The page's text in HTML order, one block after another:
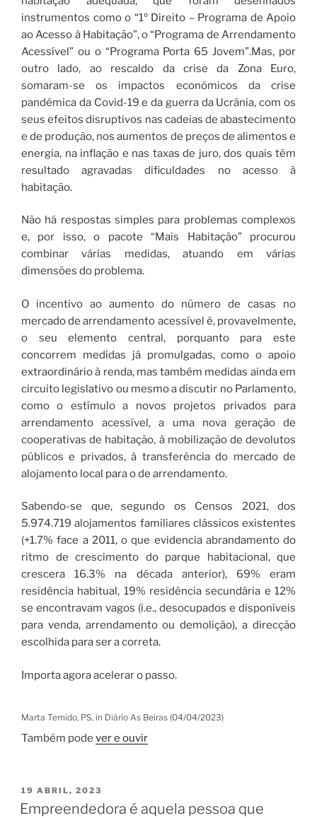
instrumentos como o “1º Direito – Programa de Apoio
ao Acesso à Habitação”, o “Programa de Arrendamento
Acessível” ou o “Programa Porta 65 Jovem”.Mas, por
outro lado, ao rescaldo da crise da Zona Euro,
somaram-se os impactos económicos da crise
pandémica da Covid-19 e da guerra da Ucrânia, com os
seus efeitos disruptivos nas cadeias de abastecimento
e de produção, nos aumentos de preços de alimentos e
energia, na inflação e nas taxas de juro, dos quais têm
resultado agravadas dificuldades no acesso à
habitação.
Não há respostas simples para problemas complexos
e, por isso, o pacote “Mais Habitação” procurou
combinar várias medidas, atuando em várias
dimensões do problema.
O incentivo ao aumento do número de casas no
mercado de arrendamento acessível é, provavelmente,
o seu elemento central, porquanto para este
concorrem medidas já promulgadas, como o apoio
extraordinário à renda, mas também medidas ainda em
circuito legislativo ou mesmo a discutir no Parlamento,
como o estímulo a novos projetos privados para
arrendamento acessível, a uma nova geração de
cooperativas de habitação, à mobilização de devolutos
públicos e privados, à transferência do mercado de
alojamento local para o de arrendamento.
Sabendo-se que, segundo os Censos 2021, dos
5.974.719 alojamentos familiares clássicos existentes
(+1.7% face a 2011, o que evidencia abrandamento do
ritmo de crescimento do parque habitacional, que
crescera 16.3% na década anterior), 69% eram
residência habitual, 19% residência secundária e 12%
se encontravam vagos (i.e., desocupados e disponíveis
para venda, arrendamento ou demolição), a direcção
escolhida para ser a correta.
Importa agora acelerar o passo.
Marta Temido, PS, in Diário As Beiras (04/04/2023)
Também pode ver e ouvir
PUBLICADO
EM
19 ABRIL, 2023
Empreendedora é aquela pessoa que